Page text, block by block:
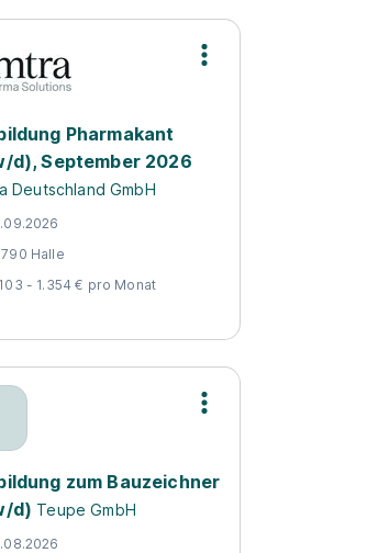
Pharmakant
d), September 2026
Deutschland GmbH
Halle
- 1.354 € pro Monat
zum Bauzeichner
d) Teupe GmbH